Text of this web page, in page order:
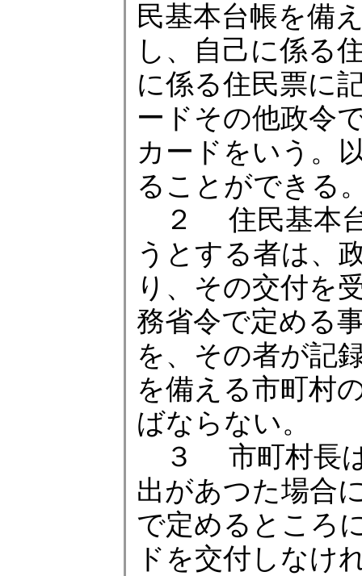
民基本台帳を備
し、自己に係る
に係る住民票に
ードその他政令
カードをいう。
ることができる
２ 住民基本台
うとする者は、
り、その交付を
務省令で定める
を、その者が記
を備える市町村
ばならない。
３ 市町村長は
出があつた場合
で定めるところ
ドを交付しなけ